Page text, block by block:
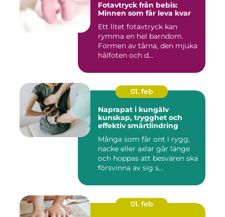
Fotavtryck från bebis:
Minnen som får leva kvar
Ett litet fotavtryck kan
rymma en hel barndom.
Formen av tårna, den mjuka
hålfoten och d...
01. feb
Naprapat i kungälv
kunskap, trygghet och
effektiv smärtlindring
Många som får ont i rygg,
nacke eller axlar går länge
och hoppas att besvären ska
försvinna av sig s...
01. feb